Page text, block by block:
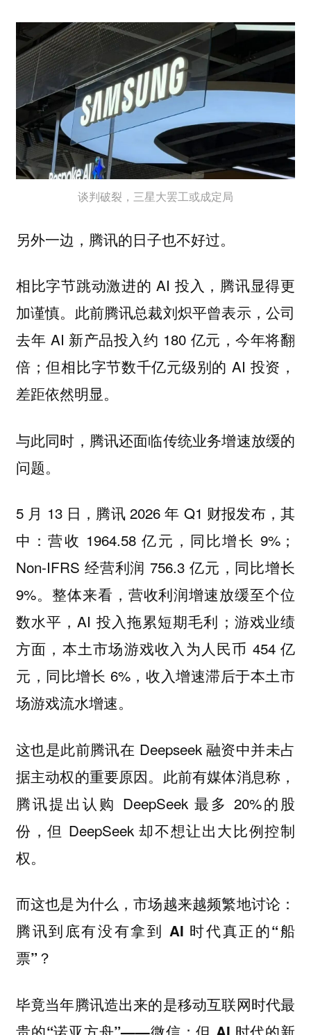
谈判破裂，三星大罢工或成定局
另外一边，腾讯的日子也不好过。
相比字节跳动激进的 AI 投入，腾讯显得更
加谨慎。此前腾讯总裁刘炽平曾表示，公司
去年 AI 新产品投入约 180 亿元，今年将翻
倍；但相比字节数千亿元级别的 AI 投资，
差距依然明显。
与此同时，腾讯还面临传统业务增速放缓的
问题。
5 月 13 日，腾讯 2026 年 Q1 财报发布，其
中：营收 1964.58 亿元，同比增长 9%；
Non-IFRS 经营利润 756.3 亿元，同比增长
9%。整体来看，营收利润增速放缓至个位
数水平，AI 投入拖累短期毛利；游戏业绩
方面，本土市场游戏收入为人民币 454 亿
元，同比增长 6%，收入增速滞后于本土市
场游戏流水增速。
这也是此前腾讯在 Deepseek 融资中并未占
据主动权的重要原因。此前有媒体消息称，
腾讯提出认购 DeepSeek 最多 20%的股
份，但 DeepSeek 却不想让出大比例控制
权。
而这也是为什么，市场越来越频繁地讨论：
腾讯到底有没有拿到 AI 时代真正的“船
票”？
毕竟当年腾讯造出来的是移动互联网时代最